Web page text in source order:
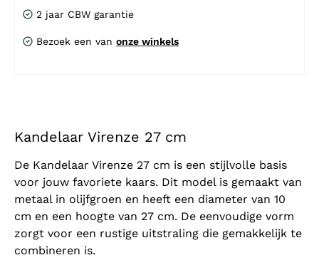
2 jaar CBW garantie
Bezoek een van onze winkels
Kandelaar Virenze 27 cm
De Kandelaar Virenze 27 cm is een stijlvolle basis
voor jouw favoriete kaars. Dit model is gemaakt van
metaal in olijfgroen en heeft een diameter van 10
cm en een hoogte van 27 cm. De eenvoudige vorm
zorgt voor een rustige uitstraling die gemakkelijk te
combineren is.